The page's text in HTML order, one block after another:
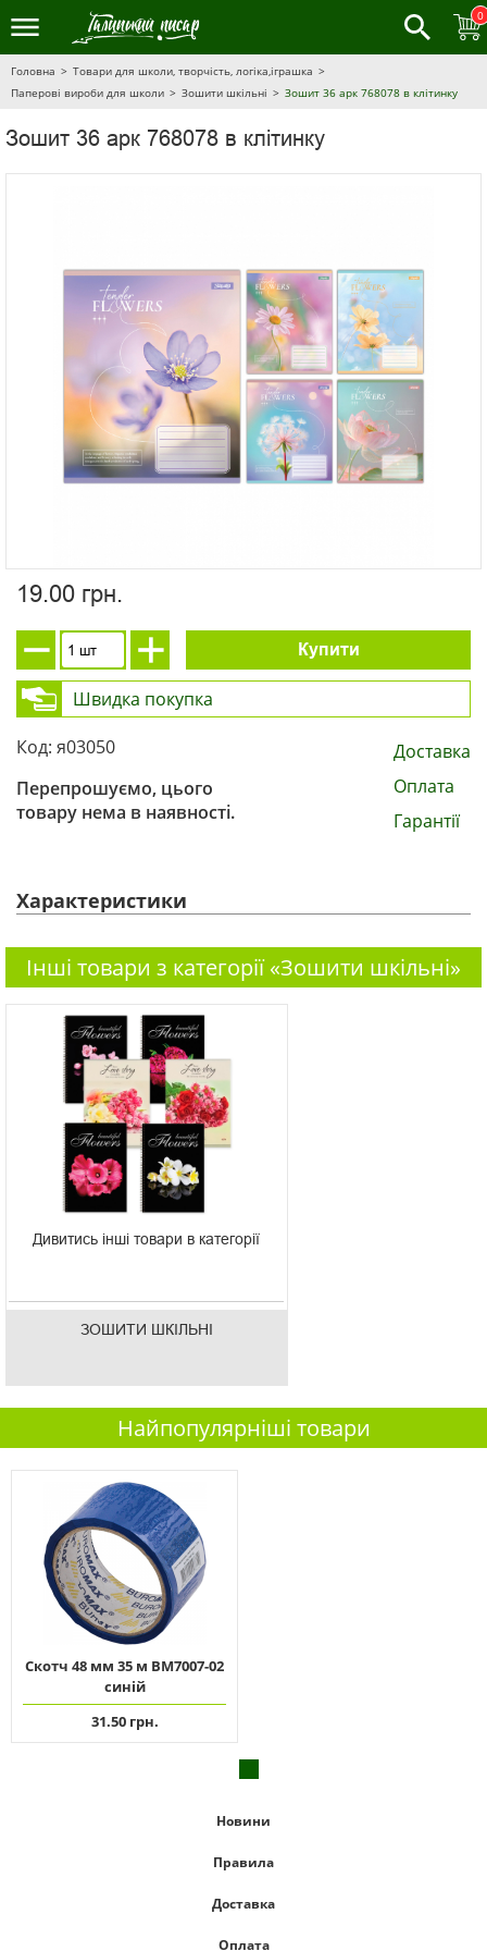
0
Головна
Товари для школи, творчість, логіка,іграшка
Паперові вироби для школи
Зошити шкільні Зошит 36 арк 768078 в клітинку
Зошит 36 арк 768078 в клітинку
19.00 грн.
Купити
Швидка покупка
Код: я03050
Перепрошуємо, цього
товару нема в наявності.
Доставка
Оплата
Гарантії
Характеристики
Інші товари з категорії «Зошити шкільні»
Дивитись інші товари в категорії
ЗОШИТИ ШКІЛЬНІ
Найпопулярніші товари
Скотч 48 мм 35 м ВМ7007-02
синій
31.50 грн.
Новини
Правила
Доставка
Оплата